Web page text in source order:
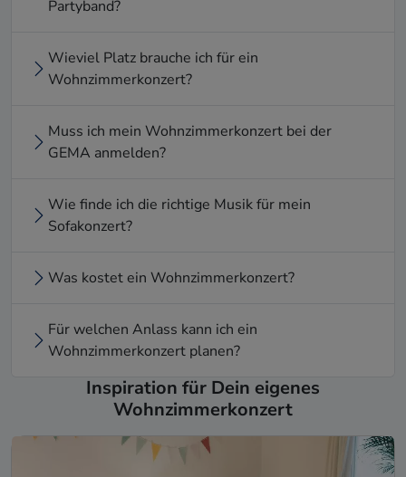
Partyband?
Wieviel Platz brauche ich für ein
Wohnzimmerkonzert?
Muss ich mein Wohnzimmerkonzert bei der
GEMA anmelden?
Wie finde ich die richtige Musik für mein
Sofakonzert?
Was kostet ein Wohnzimmerkonzert?
Für welchen Anlass kann ich ein
Wohnzimmerkonzert planen?
Inspiration für Dein eigenes
Wohnzimmerkonzert